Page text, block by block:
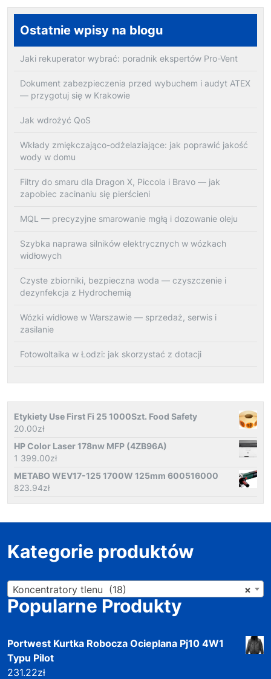
Ostatnie wpisy na blogu
Jaki rekuperator wybrać: poradnik ekspertów Pro-Vent
Dokument zabezpieczenia przed wybuchem i audyt ATEX
— przygotuj się w Krakowie
Jak wdrożyć QoS
Wkłady zmiękczająco-odżelaziające: jak poprawić jakość
wody w domu
Filtry do smaru dla Dragon X, Piccola i Bravo — jak
zapobiec zacinaniu się pierścieni
MQL — precyzyjne smarowanie mgłą i dozowanie oleju
Szybka naprawa silników elektrycznych w wózkach
widłowych
Czyste zbiorniki, bezpieczna woda — czyszczenie i
dezynfekcja z Hydrochemią
Wózki widłowe w Warszawie — sprzedaż, serwis i
zasilanie
Fotowoltaika w Łodzi: jak skorzystać z dotacji
Etykiety Use First Fi 25 1000Szt. Food Safety
20.00zł
HP Color Laser 178nw MFP (4ZB96A)
1 399.00zł
METABO WEV17-125 1700W 125mm 600516000
823.94zł
Kategorie produktów
×
Koncentratory tlenu (18)
Popularne Produkty
Portwest Kurtka Robocza Ocieplana Pj10 4W1
Typu Pilot
231.22zł